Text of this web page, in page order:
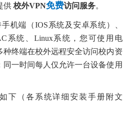
供 校外VPN免费访问服务。
机端（IOS系统及安卓系统）、
系统、Linux系统，您可使用电
种终端在校外远程安全访问校内资
同一时间每人仅允许一台设备使用
下
（各系统详细安装手册附文